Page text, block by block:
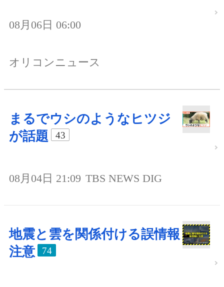
08月06日 06:00
オリコンニュース
まるでウシのようなヒツジ
が話題
43
08月04日 21:09 TBS NEWS DIG
地震と雲を関係付ける誤情報
注意
74